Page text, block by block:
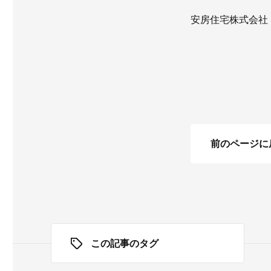
安房住宅株式会
前のページに
この記事のタグ